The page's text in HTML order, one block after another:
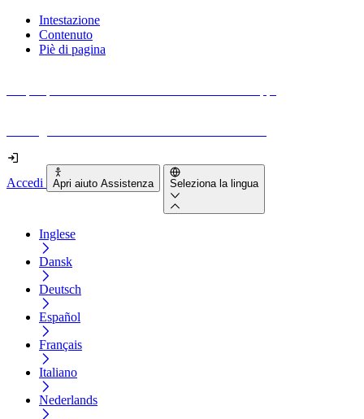
Intestazione
Contenuto
Piè di pagina
Accedi Apri aiuto Assistenza Seleziona la lingua
Inglese
Dansk
Deutsch
Español
Français
Italiano
Nederlands